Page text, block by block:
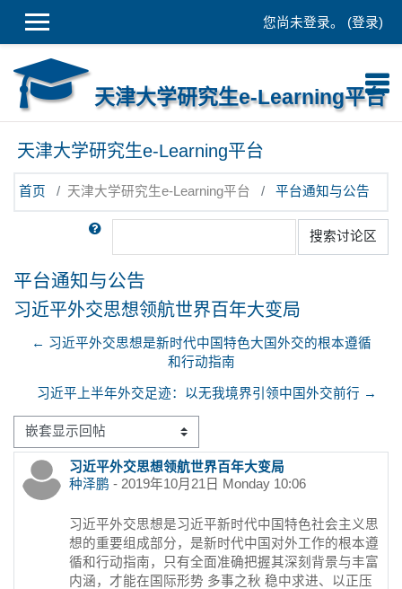
您尚未登录。 (登录)
天津大学研究生e-Learning平台
天津大学研究生e-Learning平台
首页 天津大学研究生e-Learning平台 平台通知与公告
搜索
搜索讨论区
平台通知与公告
习近平外交思想领航世界百年大变局
← 习近平外交思想是新时代中国特色大国外交的根本遵循
和行动指南
习近平上半年外交足迹：以无我境界引领中国外交前行 →
显示模式
习近平外交思想领航世界百年大变局
种泽鹏 - 2019年10月21日 Monday 10:06
回帖数：0
习近平外交思想是习近平新时代中国特色社会主义思
想的重要组成部分，是新时代中国对外工作的根本遵
循和行动指南，只有全面准确把握其深刻背景与丰富
内涵，才能在国际形势 多事之秋 稳中求进、以正压